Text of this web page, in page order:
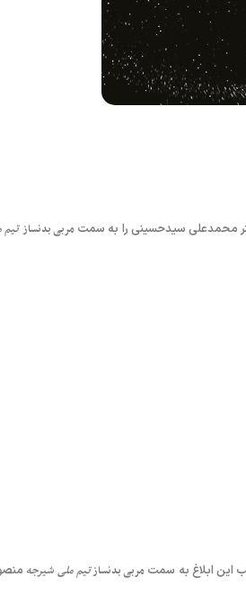
محمدعلی سیدحسینی را به سمتمربی بدنسازتیم
این ابلاغ به سمت مربی بدنسازتیم ملی شیرجه